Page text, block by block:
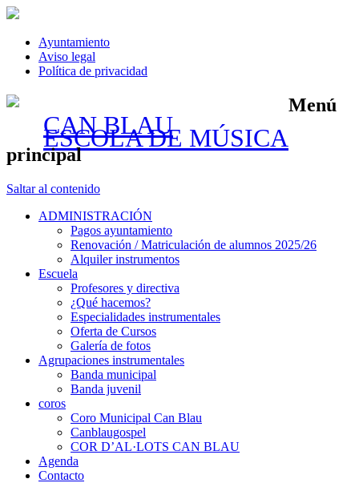
Ayuntamiento
Aviso legal
Política de privacidad
CAN BLAU
ESCOLA DE MÚSICA
Menú
principal
Saltar al contenido
ADMINISTRACIÓN
Pagos ayuntamiento
Renovación / Matriculación de alumnos 2025/26
Alquiler instrumentos
Escuela
Profesores y directiva
¿Qué hacemos?
Especialidades instrumentales
Oferta de Cursos
Galería de fotos
Agrupaciones instrumentales
Banda municipal
Banda juvenil
coros
Coro Municipal Can Blau
Canblaugospel
COR D’AL·LOTS CAN BLAU
Agenda
Contacto